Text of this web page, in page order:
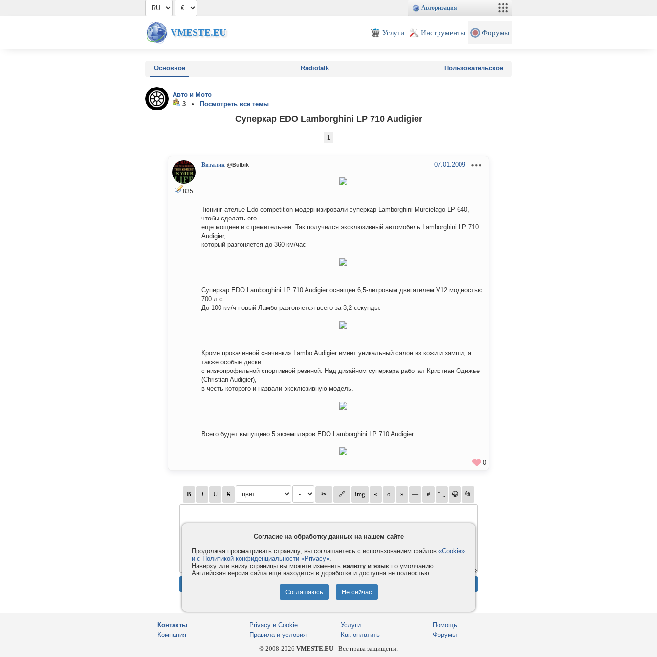
Авторизация
VMESTE.EU Услуги Инструменты Форумы
Основное Radiotalk Пользовательское
Авто и Мото
3 •
Посмотреть все темы
Суперкар EDO Lamborghini LP 710 Audigier
1
835
Виталик @Bulbik 07.01.2009
Тюнинг-ателье Edo competition модернизировали суперкар Lamborghini Murcielago LP 640,
чтобы сделать его
еще мощнее и стремительнее. Так получился эксклюзивный автомобиль Lamborghini LP 710
Audigier,
который разгоняется до 360 км/час.
Суперкар EDO Lamborghini LP 710 Audigier оснащен 6,5-литровым двигателем V12 модностью
700 л.с.
До 100 км/ч новый Ламбо разгоняется всего за 3,2 секунды.
Кроме прокаченной «начинки» Lambo Audigier имеет уникальный салон из кожи и замши, а
также особые диски
с низкопрофильной спортивной резиной. Над дизайном суперкара работал Кристиан Одижье
(Christian Audigier),
в честь которого и назвали эксклюзивную модель.
Всего будет выпущено 5 экземпляров EDO Lamborghini LP 710 Audigier
0
Контакты
Компания
Privacy и Cookie
Правила и условия
Услуги
Как оплатить
Помощь
Форумы
© 2008-2026 VMESTE.EU - Все права защищены.
Согласие на обработку данных на нашем сайте
Продолжая просматривать страницу, вы соглашаетесь с использованием файлов «Cookie»
и с Политикой конфиденциальности «Privacy».
Наверху или внизу страницы вы можете изменить валюту и язык по умолчанию.
Английская версия сайта ещё находится в доработке и доступна не полностью.